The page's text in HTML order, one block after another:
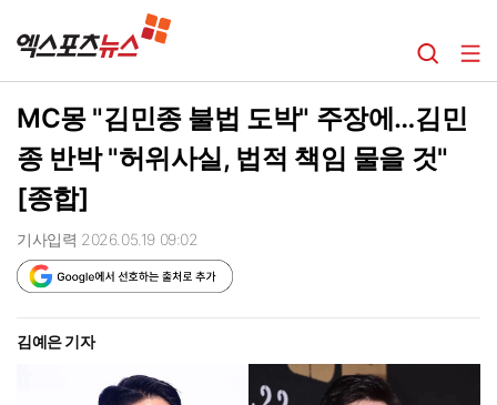
MC몽 "김민종 불법 도박" 주장에…김민
종 반박 "허위사실, 법적 책임 물을 것"
[종합]
기사입력 2026.05.19 09:02
김예은 기자